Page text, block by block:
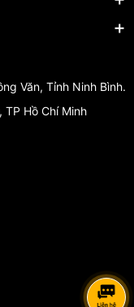
Văn, Tỉnh Ninh Bình.
TP Hồ Chí Minh